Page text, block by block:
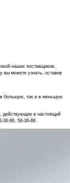
наших поставщиков,
вы можете узнать, оставив
в большую, так и в меньшую
действующие в настоящий
36-86, 56-36-88